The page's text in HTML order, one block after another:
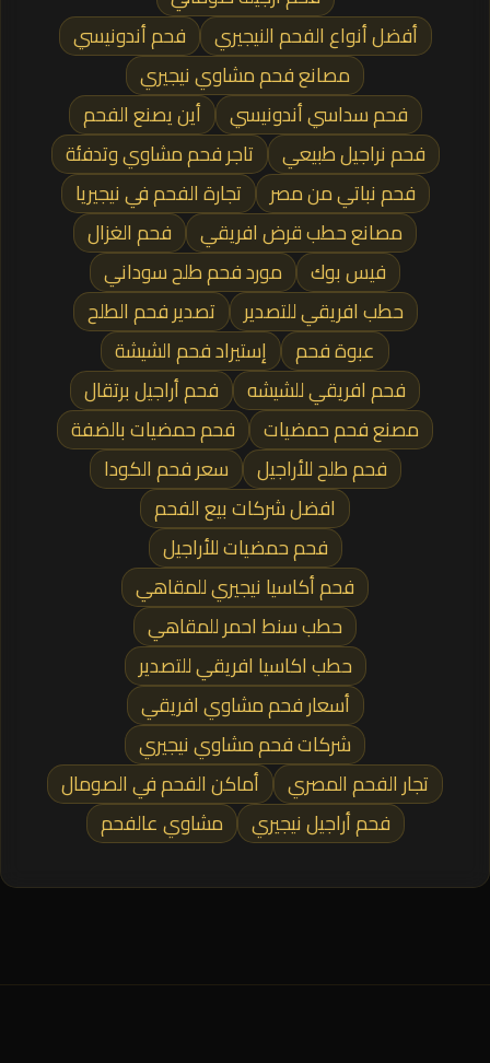
أفضل أنواع الفحم النيجيري
فحم أندونيسي
مصانع فحم مشاوي نيجيري
فحم سداسي أندونيسي
أين يصنع الفحم
فحم نراجيل طبيعي
تاجر فحم مشاوي وتدفئة
فحم نباتي من مصر
تجارة الفحم في نيجيريا
مصانع حطب قرض افريقي
فحم الغزال
فيس بوك
مورد فحم طلح سوداني
حطب افريقي للتصدير
تصدير فحم الطلح
عبوة فحم
إستيراد فحم الشيشة
فحم افريقي للشيشه
فحم أراجيل برتقال
مصنع فحم حمضيات
فحم حمضيات بالضفة
فحم طلح للأراجيل
سعر فحم الكودا
افضل شركات بيع الفحم
فحم حمضيات للأراجيل
فحم أكاسيا نيجيري للمقاهي
حطب سنط احمر للمقاهي
حطب اكاسيا افريقي للتصدير
أسعار فحم مشاوي افريقي
شركات فحم مشاوي نيجيري
تجار الفحم المصري
أماكن الفحم في الصومال
فحم أراجيل نيجيري
مشاوي عالفحم